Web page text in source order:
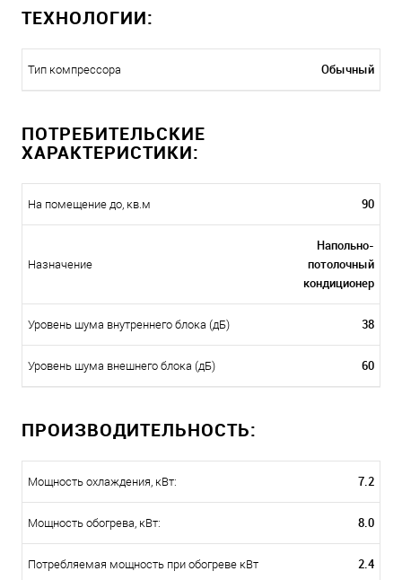
ТЕХНОЛОГИИ:
Тип компрессора Обычный
ПОТРЕБИТЕЛЬСКИЕ
ХАРАКТЕРИСТИКИ:
На помещение до, кв.м 90
Назначение
Напольно-
потолочный
кондиционер
Уровень шума внутреннего блока (дБ) 38
Уровень шума внешнего блока (дБ) 60
ПРОИЗВОДИТЕЛЬНОСТЬ:
Мощность охлаждения, кВт: 7.2
Мощность обогрева, кВт: 8.0
Потребляемая мощность при обогреве кВт 2.4